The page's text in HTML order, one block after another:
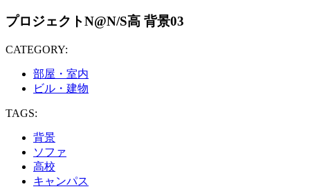
プロジェクトN@N/S高 背景03
CATEGORY:
部屋・室内
ビル・建物
TAGS:
背景
ソファ
高校
キャンパス